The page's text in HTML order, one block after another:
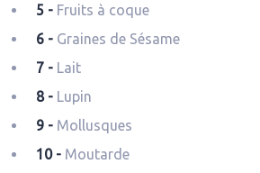
5 - Fruits à coque
6 - Graines de Sésame
7 - Lait
8 - Lupin
9 - Mollusques
10 - Moutarde